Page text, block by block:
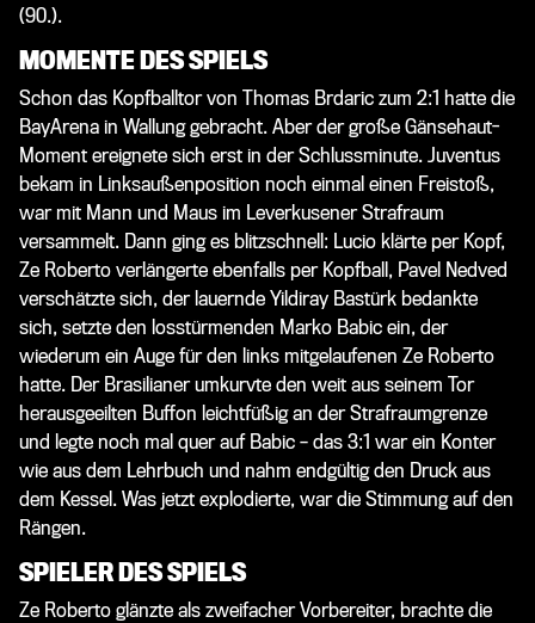
(90.).
MOMENTE DES SPIELS
Schon das Kopfballtor von Thomas Brdaric zum 2:1 hatte die
BayArena in Wallung gebracht. Aber der große Gänsehaut-
Moment ereignete sich erst in der Schlussminute. Juventus
bekam in Linksaußenposition noch einmal einen Freistoß,
war mit Mann und Maus im Leverkusener Strafraum
versammelt. Dann ging es blitzschnell: Lucio klärte per Kopf,
Ze Roberto verlängerte ebenfalls per Kopfball, Pavel Nedved
verschätzte sich, der lauernde Yildiray Bastürk bedankte
sich, setzte den losstürmenden Marko Babic ein, der
wiederum ein Auge für den links mitgelaufenen Ze Roberto
hatte. Der Brasilianer umkurvte den weit aus seinem Tor
herausgeeilten Buffon leichtfüßig an der Strafraumgrenze
und legte noch mal quer auf Babic – das 3:1 war ein Konter
wie aus dem Lehrbuch und nahm endgültig den Druck aus
dem Kessel. Was jetzt explodierte, war die Stimmung auf den
Rängen.
SPIELER DES SPIELS
Ze Roberto glänzte als zweifacher Vorbereiter, brachte die